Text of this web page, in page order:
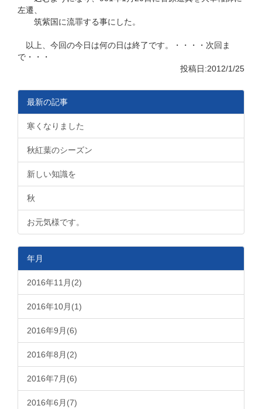
左遷、
筑紫国に流罪する事にした。
以上、今回の今日は何の日は終了です。・・・・次回ま
で・・・
投稿日:2012/1/25
最新の記事
寒くなりました
秋紅葉のシーズン
新しい知識を
秋
お元気様です。
年月
2016年11月(2)
2016年10月(1)
2016年9月(6)
2016年8月(2)
2016年7月(6)
2016年6月(7)